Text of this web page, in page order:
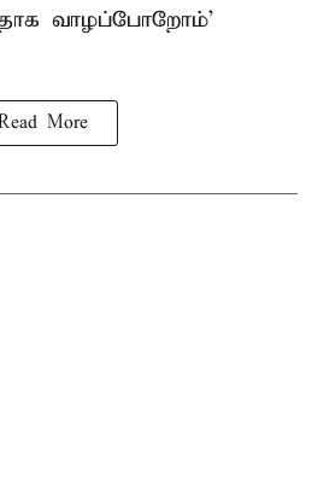
வாழப்போறோம்’
More